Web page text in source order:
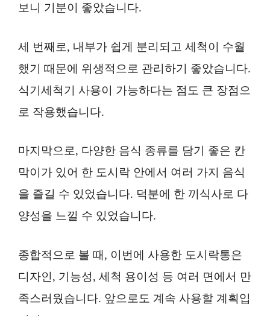
보니 기분이 좋았습니다.
세 번째로, 내부가 쉽게 분리되고 세척이 수월
했기 때문에 위생적으로 관리하기 좋았습니다.
식기세척기 사용이 가능하다는 점도 큰 장점으
로 작용했습니다.
마지막으로, 다양한 음식 종류를 담기 좋은 칸
막이가 있어 한 도시락 안에서 여러 가지 음식
을 즐길 수 있었습니다. 덕분에 한 끼식사로 다
양성을 느낄 수 있었습니다.
종합적으로 볼 때, 이번에 사용한 도시락통은
디자인, 기능성, 세척 용이성 등 여러 면에서 만
족스러웠습니다. 앞으로도 계속 사용할 계획입